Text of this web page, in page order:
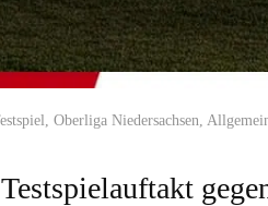
, Oberliga Niedersachsen,